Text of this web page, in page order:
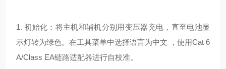
1. 初始化：将主机和辅机分别用变压器充电，直至电池显
示灯转为绿色。在工具菜单中选择语言为中文 ，使用Cat 6
A/Class EA链路适配器进行自校准。